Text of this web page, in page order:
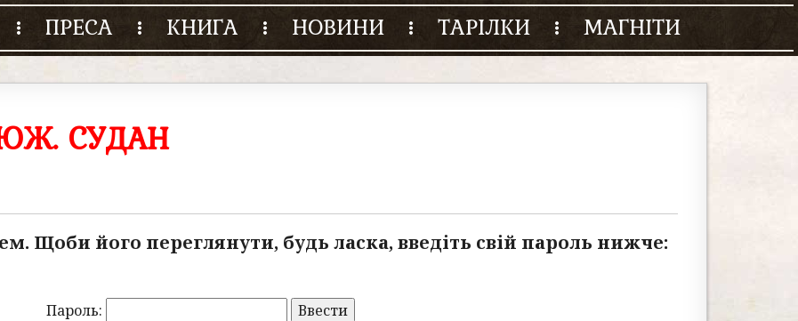
ПРЕСА КНИГА НОВИНИ ТАРІЛКИ МАГНІТИ
СУДАН
Щоби його переглянути, будь ласка, введіть свій пароль нижче:
Пароль: